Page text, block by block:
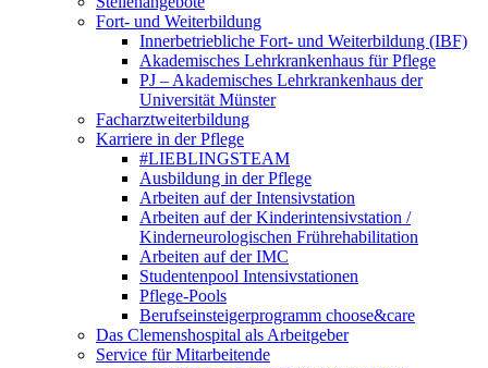
Fort- und Weiterbildung
Innerbetriebliche Fort- und Weiterbildung (IBF)
Akademisches Lehrkrankenhaus für Pflege
PJ – Akademisches Lehrkrankenhaus der
Universität Münster
Facharztweiterbildung
Karriere in der Pflege
#LIEBLINGSTEAM
Ausbildung in der Pflege
Arbeiten auf der Intensivstation
Arbeiten auf der Kinderintensivstation /
Kinderneurologischen Frührehabilitation
Arbeiten auf der IMC
Studentenpool Intensivstationen
Pflege-Pools
Berufseinsteigerprogramm choose&care
Das Clemenshospital als Arbeitgeber
Service für Mitarbeitende